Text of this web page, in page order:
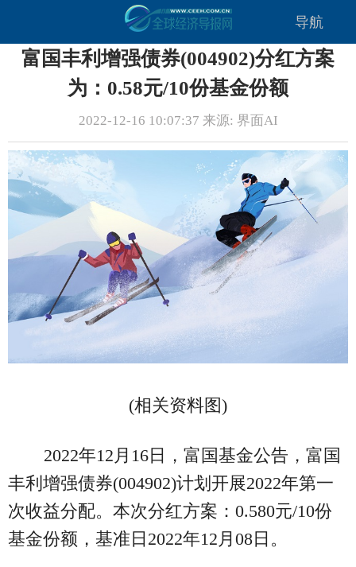
导航
富国丰利增强债券(004902)分红方案
为：0.58元/10份基金份额
2022-12-16 10:07:37 来源: 界面AI
(相关资料图)
2022年12月16日，富国基金公告，富国
丰利增强债券(004902)计划开展2022年第一
次收益分配。本次分红方案：0.580元/10份
基金份额，基准日2022年12月08日。